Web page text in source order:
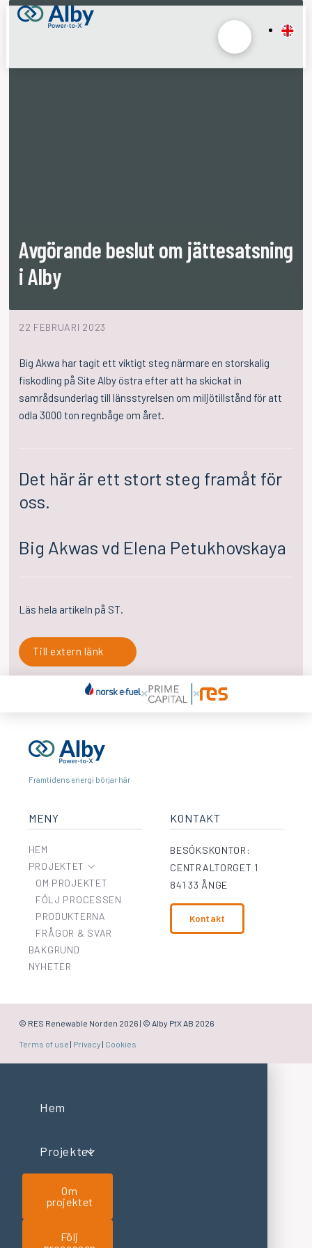
Avgörande beslut om jättesatsning
i Alby
22 FEBRUARI 2023
Big Akwa har tagit ett viktigt steg närmare en storskalig
fiskodling på Site Alby östra efter att ha skickat in
samrådsunderlag till länsstyrelsen om miljötillstånd för att
odla 3000 ton regnbåge om året.
Det här är ett stort steg framåt för
oss.
Big Akwas vd Elena Petukhovskaya
Läs hela artikeln på ST.
Till extern länk
Framtidens energi börjar här
MENY
HEM
PROJEKTET
OM PROJEKTET
FÖLJ PROCESSEN
PRODUKTERNA
FRÅGOR & SVAR
BAKGRUND
NYHETER
KONTAKT
BESÖKSKONTOR:
CENTRALTORGET 1
841 33 ÅNGE
Kontakt
© RES Renewable Norden 2026 | © Alby PtX AB 2026
Terms of use | Privacy | Cookies
Hem
Projektet
Om
projektet
Följ